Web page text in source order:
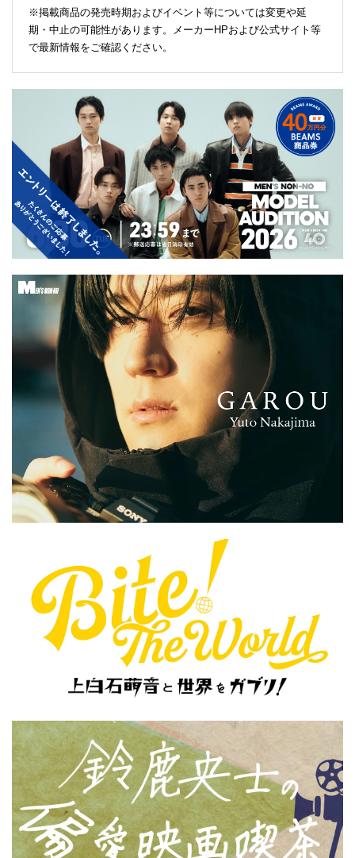
※掲載商品の発売時期およびイベント等については変更や延
期・中止の可能性があります。メーカーHPおよび公式サイト等
で最新情報をご確認ください。